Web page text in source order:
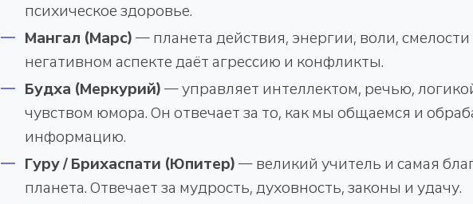
психическое здоровье.
Мангал (Марс) — планета действия, энергии, воли,
негативном аспекте даёт агрессию и конфликты.
Будха (Меркурий) — управляет интеллектом, речью,
чувством юмора. Он отвечает за то, как мы общаемся и
информацию.
Гуру / Брихаспати (Юпитер) — великий учитель и самая
планета. Отвечает за мудрость, духовность, законы и удачу.